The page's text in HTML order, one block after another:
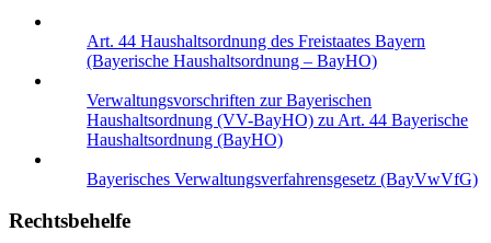
Art. 44 Haushaltsordnung des Freistaates Bayern
(Bayerische Haushaltsordnung – BayHO)
Verwaltungsvorschriften zur Bayerischen
Haushaltsordnung (VV-BayHO) zu Art. 44 Bayerische
Haushaltsordnung (BayHO)
Bayerisches Verwaltungsverfahrensgesetz (BayVwVfG)
Rechtsbehelfe